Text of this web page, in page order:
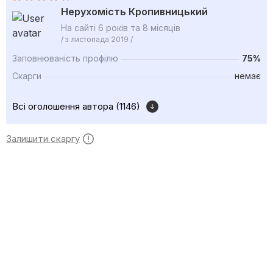
Нерухомість Кропивницький
На сайті 6 років та 8 місяців
/ з листопада 2019 /
Заповнюваність профілю
75%
Скарги
немає
Всі оголошення автора (1146)
Залишити скаргу